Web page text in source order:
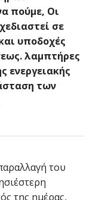
πούμε, Οι
σε
υποδοχές
λαμπτήρες
ενεργειακής
των
του
της ημέρας,